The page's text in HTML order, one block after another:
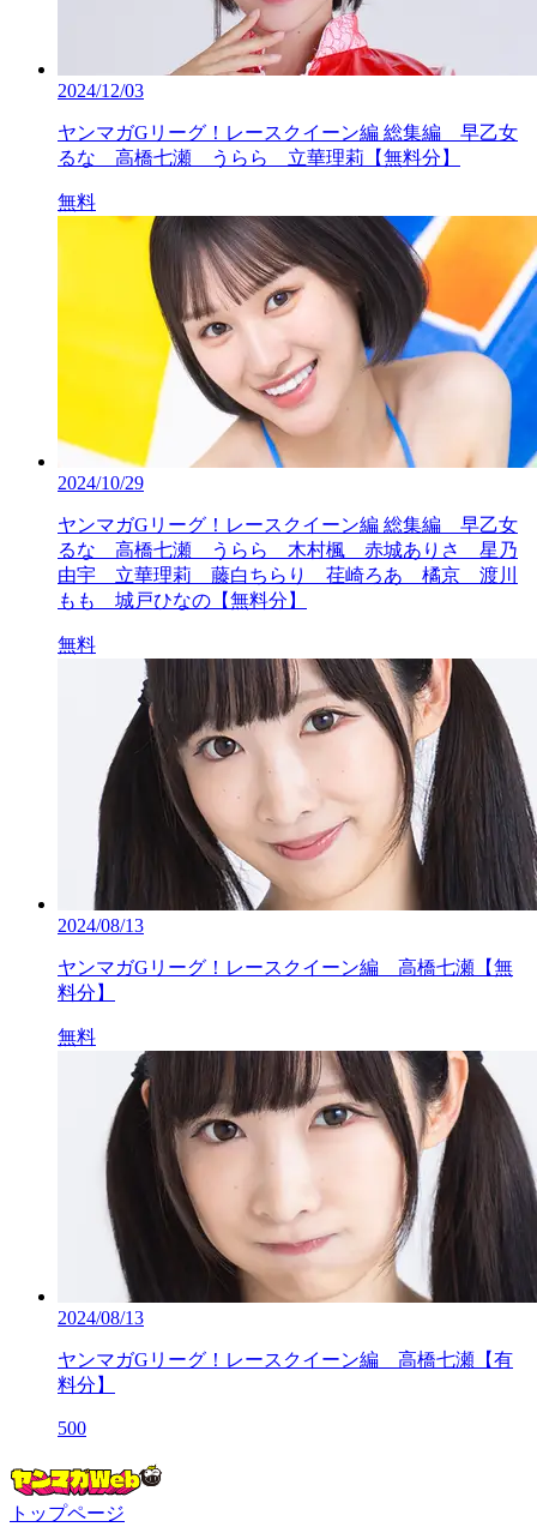
2024/12/03
ヤンマガGリーグ！レースクイーン編 総集編 早乙女
るな 高橋七瀬 うらら 立華理莉【無料分】
無料
2024/10/29
ヤンマガGリーグ！レースクイーン編 総集編 早乙女
るな 高橋七瀬 うらら 木村楓 赤城ありさ 星乃
由宇 立華理莉 藤白ちらり 荏崎ろあ 橘京 渡川
もも 城戸ひなの【無料分】
無料
2024/08/13
ヤンマガGリーグ！レースクイーン編 高橋七瀬【無
料分】
無料
2024/08/13
ヤンマガGリーグ！レースクイーン編 高橋七瀬【有
料分】
500
トップページ